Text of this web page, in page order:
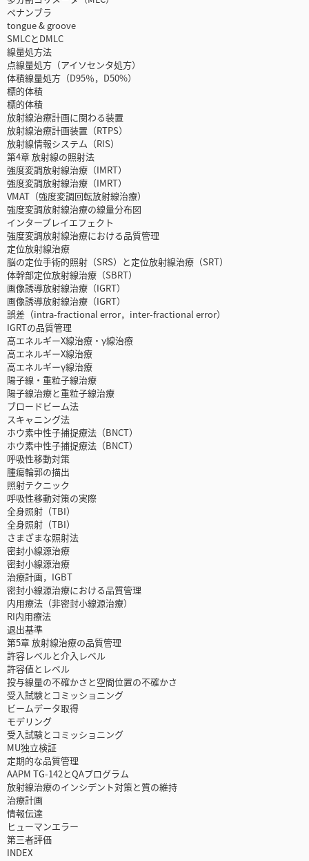
ペナンブラ
tongue & groove
SMLCとDMLC
線量処方法
点線量処方（アイソセンタ処方）
体積線量処方（D95％，D50%）
標的体積
標的体積
放射線治療計画に関わる装置
放射線治療計画装置（RTPS）
放射線情報システム（RIS）
第4章 放射線の照射法
強度変調放射線治療（IMRT）
強度変調放射線治療（IMRT）
VMAT（強度変調回転放射線治療）
強度変調放射線治療の線量分布図
インタープレイエフェクト
強度変調放射線治療における品質管理
定位放射線治療
脳の定位手術的照射（SRS）と定位放射線治療（SRT）
体幹部定位放射線治療（SBRT）
画像誘導放射線治療（IGRT）
画像誘導放射線治療（IGRT）
誤差（intra-fractional error，inter-fractional error）
IGRTの品質管理
高エネルギーX線治療・γ線治療
高エネルギーX線治療
高エネルギーγ線治療
陽子線・重粒子線治療
陽子線治療と重粒子線治療
ブロードビーム法
スキャニング法
ホウ素中性子捕捉療法（BNCT）
ホウ素中性子捕捉療法（BNCT）
呼吸性移動対策
腫瘍輪郭の描出
照射テクニック
呼吸性移動対策の実際
全身照射（TBI）
全身照射（TBI）
さまざまな照射法
密封小線源治療
密封小線源治療
治療計画，IGBT
密封小線源治療における品質管理
内用療法（非密封小線源治療）
RI内用療法
退出基準
第5章 放射線治療の品質管理
許容レベルと介入レベル
許容値とレベル
投与線量の不確かさと空間位置の不確かさ
受入試験とコミッショニング
ビームデータ取得
モデリング
受入試験とコミッショニング
MU独立検証
定期的な品質管理
AAPM TG-142とQAプログラム
放射線治療のインシデント対策と質の維持
治療計画
情報伝達
ヒューマンエラー
第三者評価
INDEX